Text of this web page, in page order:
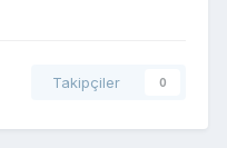
Takipçiler 0